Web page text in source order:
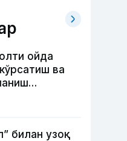
ойда
ва
солиқ
билан узоқ